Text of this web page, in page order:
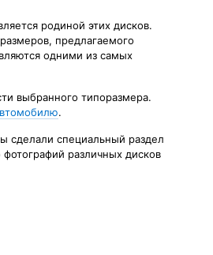
родиной этих дисков.
предлагаемого
одними из самых
выбранного типоразмера.
.
сделали специальный раздел
различных дисков